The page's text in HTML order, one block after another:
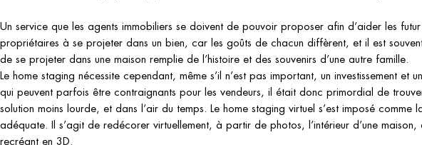
Un service que les agents immobiliers se doivent de pouvoir proposer afin d’aider les futur
propriétaires à se projeter dans un bien, car les goûts de chacun diffèrent, et il est
de se projeter dans une maison remplie de l’histoire et des souvenirs d’une autre famille.
Le home staging nécessite cependant, même s’il n’est pas important, un investissement et
qui peuvent parfois être contraignants pour les vendeurs, il était donc primordial de
solution moins lourde, et dans l’air du temps. Le home staging virtuel s’est imposé comme
adéquate. Il s’agit de redécorer virtuellement, à partir de photos, l’intérieur d’une maison,
recréant en 3D.